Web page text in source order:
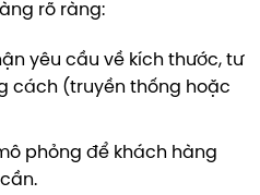
rõ ràng:
yêu cầu về kích thước, tư
cách (truyền thống hoặc
phỏng để khách hàng